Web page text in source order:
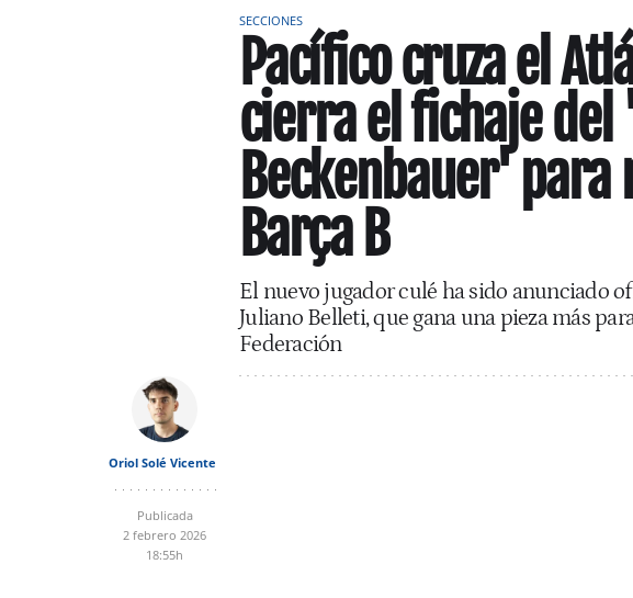
SECCIONES
Pacífico cruza el
cierra el fichaje del
Beckenbauer'
Barça B
El nuevo jugador culé ha sido anunciado
Juliano Belleti, que gana una pieza más
Federación
Oriol Solé Vicente
Publicada
2 febrero 2026
18:55h